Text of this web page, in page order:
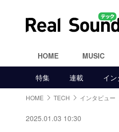
HOME MUSIC
特集 連載 イ
HOME TECH インタビュー
2025.01.03 10:30